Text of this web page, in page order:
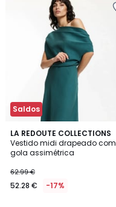
Saldos
LA REDOUTE COLLECTIONS
Vestido midi drapeado com
gola assimétrica
62.99 €
52.28 € -17%
3,7
/ 5